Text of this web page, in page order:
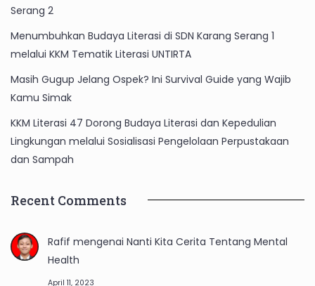
Serang 2
Menumbuhkan Budaya Literasi di SDN Karang Serang 1
melalui KKM Tematik Literasi UNTIRTA
Masih Gugup Jelang Ospek? Ini Survival Guide yang Wajib
Kamu Simak
KKM Literasi 47 Dorong Budaya Literasi dan Kepedulian
Lingkungan melalui Sosialisasi Pengelolaan Perpustakaan
dan Sampah
Recent Comments
Rafif mengenai Nanti Kita Cerita Tentang Mental
Health
April 11, 2023